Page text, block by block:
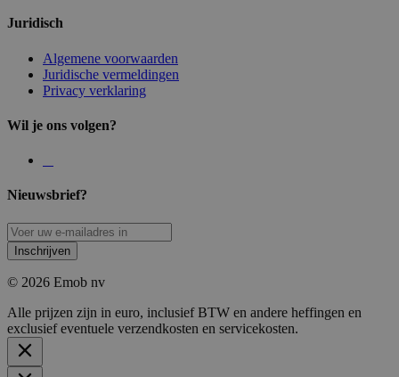
Juridisch
Algemene voorwaarden
Juridische vermeldingen
Privacy verklaring
Wil je ons volgen?
Nieuwsbrief?
Inschrijven
© 2026 Emob nv
Alle prijzen zijn in euro, inclusief BTW en andere heffingen en
exclusief eventuele verzendkosten en servicekosten.